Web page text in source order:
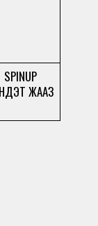
SPINUP
ЖААЗ